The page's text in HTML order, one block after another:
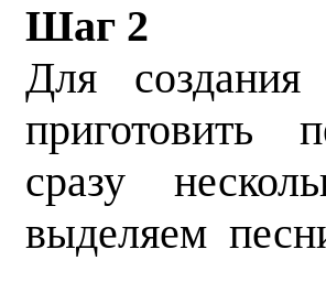
Шаг 2
Для
приготовить
сразу
выделяем